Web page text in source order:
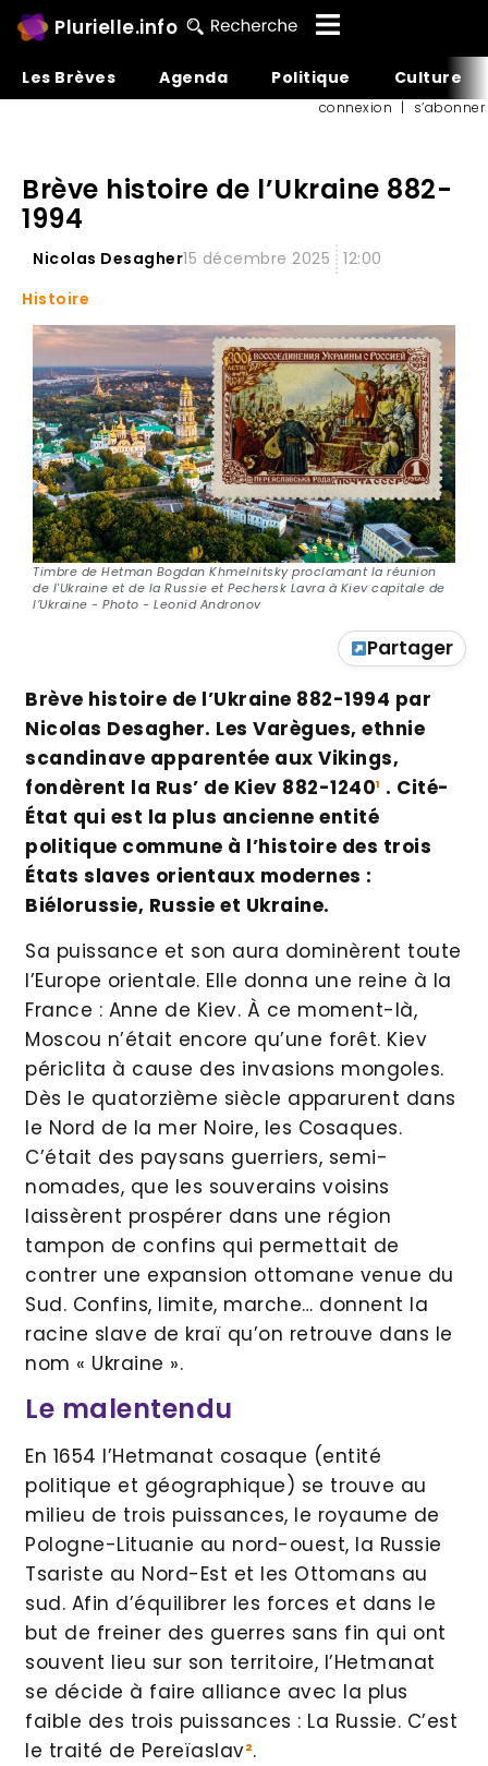
Plurielle.info
Les Brèves Agenda Politique Culture
connexion | s’abonner
Brève histoire de l’Ukraine 882-
1994
Nicolas Desagher15 décembre 2025
12:00
Histoire
Timbre de Hetman Bogdan Khmelnitsky proclamant la réunion
de l'Ukraine et de la Russie et Pechersk Lavra à Kiev capitale de
l’Ukraine - Photo - Leonid Andronov
Partager
Brève histoire de l’Ukraine 882-1994 par
Nicolas Desagher. Les Varègues, ethnie
scandinave apparentée aux Vikings,
fondèrent la Rus’ de Kiev 882-1240¹ . Cité-
État qui est la plus ancienne entité
politique commune à l’histoire des trois
États slaves orientaux modernes :
Biélorussie, Russie et Ukraine.
Sa puissance et son aura dominèrent toute
l’Europe orientale. Elle donna une reine à la
France : Anne de Kiev. À ce moment-là,
Moscou n’était encore qu’une forêt. Kiev
périclita à cause des invasions mongoles.
Dès le quatorzième siècle apparurent dans
le Nord de la mer Noire, les Cosaques.
C’était des paysans guerriers, semi-
nomades, que les souverains voisins
laissèrent prospérer dans une région
tampon de confins qui permettait de
contrer une expansion ottomane venue du
Sud. Confins, limite, marche… donnent la
racine slave de kraï qu’on retrouve dans le
nom « Ukraine ».
Le malentendu
En 1654 l’Hetmanat cosaque (entité
politique et géographique) se trouve au
milieu de trois puissances, le royaume de
Pologne-Lituanie au nord-ouest, la Russie
Tsariste au Nord-Est et les Ottomans au
sud. Afin d’équilibrer les forces et dans le
but de freiner des guerres sans fin qui ont
souvent lieu sur son territoire, l’Hetmanat
se décide à faire alliance avec la plus
faible des trois puissances : La Russie. C’est
le traité de Pereïaslav².